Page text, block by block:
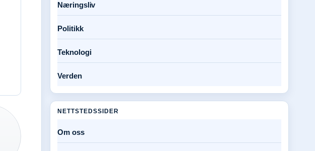
Næringsliv
Politikk
Teknologi
Verden
NETTSTEDSSIDER
Om oss